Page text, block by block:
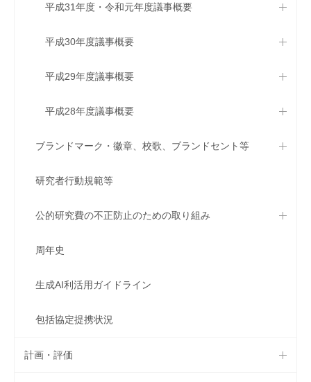
平成31年度・令和元年度議事概要
平成30年度議事概要
平成29年度議事概要
平成28年度議事概要
ブランドマーク・徽章、校歌、ブランドセント等
研究者行動規範等
公的研究費の不正防止のための取り組み
周年史
生成AI利活用ガイドライン
包括協定提携状況
計画・評価